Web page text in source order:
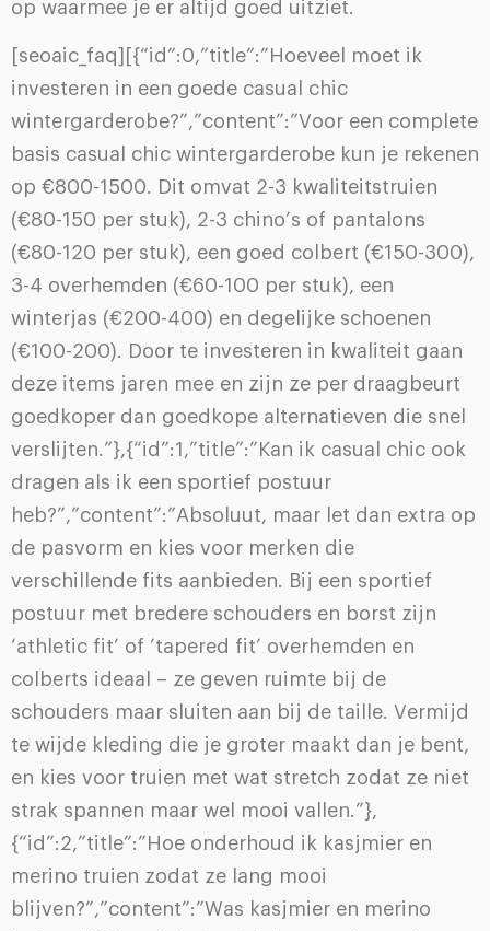
op waarmee je er altijd goed uitziet.
[seoaic_faq][{“id”:0,”title”:”Hoeveel moet ik
investeren in een goede casual chic
wintergarderobe?”,”content”:”Voor een complete
basis casual chic wintergarderobe kun je rekenen
op €800-1500. Dit omvat 2-3 kwaliteitstruien
(€80-150 per stuk), 2-3 chino’s of pantalons
(€80-120 per stuk), een goed colbert (€150-300),
3-4 overhemden (€60-100 per stuk), een
winterjas (€200-400) en degelijke schoenen
(€100-200). Door te investeren in kwaliteit gaan
deze items jaren mee en zijn ze per draagbeurt
goedkoper dan goedkope alternatieven die snel
verslijten.”},{“id”:1,”title”:”Kan ik casual chic ook
dragen als ik een sportief postuur
heb?”,”content”:”Absoluut, maar let dan extra op
de pasvorm en kies voor merken die
verschillende fits aanbieden. Bij een sportief
postuur met bredere schouders en borst zijn
‘athletic fit’ of ’tapered fit’ overhemden en
colberts ideaal – ze geven ruimte bij de
schouders maar sluiten aan bij de taille. Vermijd
te wijde kleding die je groter maakt dan je bent,
en kies voor truien met wat stretch zodat ze niet
strak spannen maar wel mooi vallen.”},
{“id”:2,”title”:”Hoe onderhoud ik kasjmier en
merino truien zodat ze lang mooi
blijven?”,”content”:”Was kasjmier en merino